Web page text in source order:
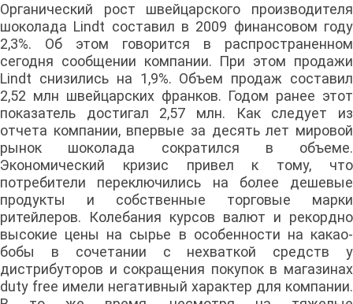
Органический рост швейцарского производителя
шоколада Lindt составил в 2009 финансовом году
2,3%. Об этом говорится в распространенном
сегодня сообщении компании. При этом продажи
Lindt снизились на 1,9%. Объем продаж составил
2,52 млн швейцарских франков. Годом ранее этот
показатель достигал 2,57 млн. Как следует из
отчета компании, впервые за десять лет мировой
рынок шоколада сократился в объеме.
Экономический кризис привел к тому, что
потребители переключились на более дешевые
продукты и собственные торговые марки
ритейлеров. Колебания курсов валют и рекордно
высокие цены на сырье в особенности на какао-
бобы в сочетании с нехваткой средств у
дистрибуторов и сокращения покупок в магазинах
duty free имели негативный характер для компании.